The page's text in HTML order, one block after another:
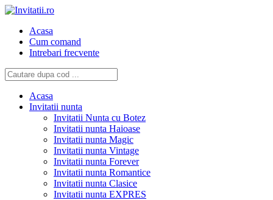
Acasa
Cum comand
Intrebari frecvente
Acasa
Invitatii nunta
Invitatii Nunta cu Botez
Invitatii nunta Haioase
Invitatii nunta Magic
Invitatii nunta Vintage
Invitatii nunta Forever
Invitatii nunta Romantice
Invitatii nunta Clasice
Invitatii nunta EXPRES